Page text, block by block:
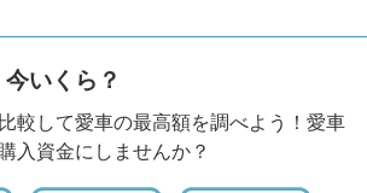
いくら？
較して愛車の最高額を調べよう！愛車
入資金にしませんか？